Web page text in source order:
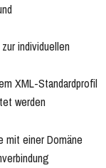
individuellen
XML-Standardprofil
werden
mit einer Domäne